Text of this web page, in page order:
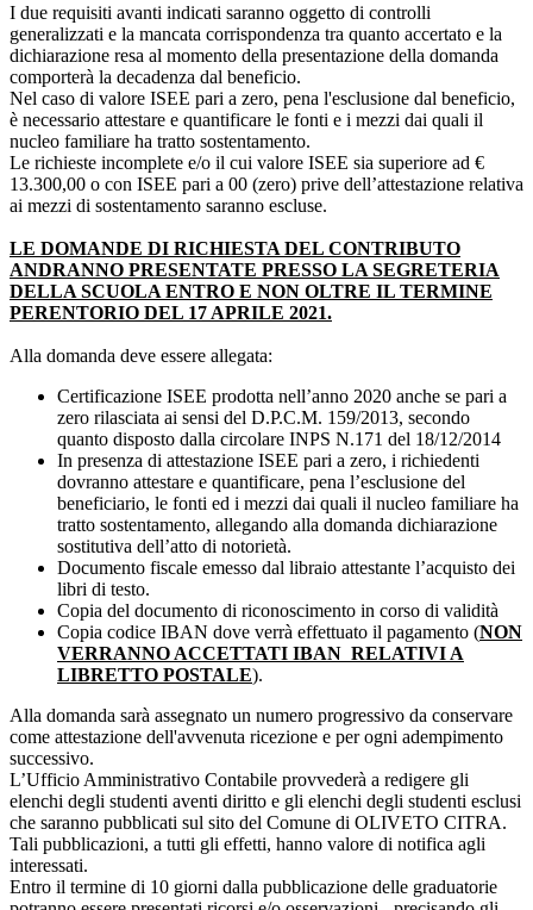
I due requisiti avanti indicati saranno oggetto di controlli
generalizzati e la mancata corrispondenza tra quanto accertato e la
dichiarazione resa al momento della presentazione della domanda
comporterà la decadenza dal beneficio.
Nel caso di valore ISEE pari a zero, pena l'esclusione dal beneficio,
è necessario attestare e quantificare le fonti e i mezzi dai quali il
nucleo familiare ha tratto sostentamento.
Le richieste incomplete e/o il cui valore ISEE sia superiore ad €
13.300,00 o con ISEE pari a 00 (zero) prive dell’attestazione relativa
ai mezzi di sostentamento saranno escluse.
LE DOMANDE DI RICHIESTA DEL CONTRIBUTO
ANDRANNO PRESENTATE PRESSO LA SEGRETERIA
DELLA SCUOLA ENTRO E NON OLTRE IL TERMINE
PERENTORIO DEL 17 APRILE 2021.
Alla domanda deve essere allegata:
Certificazione ISEE prodotta nell’anno 2020 anche se pari a
zero rilasciata ai sensi del D.P.C.M. 159/2013, secondo
quanto disposto dalla circolare INPS N.171 del 18/12/2014
In presenza di attestazione ISEE pari a zero, i richiedenti
dovranno attestare e quantificare, pena l’esclusione del
beneficiario, le fonti ed i mezzi dai quali il nucleo familiare ha
tratto sostentamento, allegando alla domanda dichiarazione
sostitutiva dell’atto di notorietà.
Documento fiscale emesso dal libraio attestante l’acquisto dei
libri di testo.
Copia del documento di riconoscimento in corso di validità
Copia codice IBAN dove verrà effettuato il pagamento (NON
VERRANNO ACCETTATI IBAN RELATIVI A
LIBRETTO POSTALE).
Alla domanda sarà assegnato un numero progressivo da conservare
come attestazione dell'avvenuta ricezione e per ogni adempimento
successivo.
L’Ufficio Amministrativo Contabile provvederà a redigere gli
elenchi degli studenti aventi diritto e gli elenchi degli studenti esclusi
che saranno pubblicati sul sito del Comune di OLIVETO CITRA.
Tali pubblicazioni, a tutti gli effetti, hanno valore di notifica agli
interessati.
Entro il termine di 10 giorni dalla pubblicazione delle graduatorie